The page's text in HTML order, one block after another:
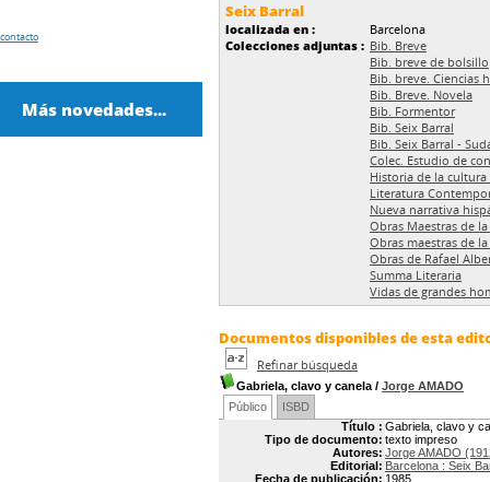
Seix Barral
localizada en :
Barcelona
Colecciones adjuntas : Bib. Breve
Bib. breve de bolsillo
Bib. breve. Ciencias
Bib. Breve. Novela
Bib. Formentor
Bib. Seix Barral
Bib. Seix Barral -
Colec. Estudio de
Historia de la cultura
Literatura
Nueva narrativa
Obras Maestras de
Obras maestras de
Obras de Rafael
Summa Literaria
Vidas de grandes
Documentos disponibles de esta
Refinar búsqueda
Gabriela, clavo y canela / Jorge AMADO
Público
ISBD
Título : Gabriela, clavo y
Tipo de documento: texto impreso
Autores: Jorge AMADO
Editorial: Barcelona : Seix
Fecha de publicación: 1985
contacto
Más novedades...